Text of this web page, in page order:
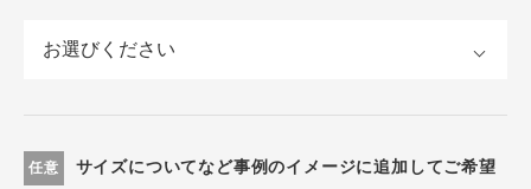
任意
サイズについてなど事例のイメージに追加してご希望